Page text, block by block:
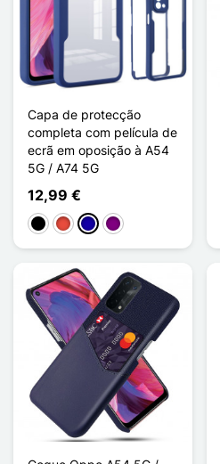
Capa de protecção
completa com película de
ecrã em oposição à A54
5G / A74 5G
12,99 €
PretoVermelho
Azul Escuro
Púrpura